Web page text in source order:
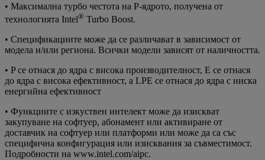
• Максимална турбо честота на P-ядрото, получена от
технологията Intel® Turbo Boost.
• Спецификациите може да се различават в зависимост от
модела и/или региона. Всички модели зависят от наличността.
• P се отнася до ядра с висока производителност, E се отнася
до ядра с висока ефективност, а LPE се отнася до ядра с ниска
енергийна ефективност
• Функциите с изкуствен интелект може да изискват
закупуване на софтуер, абонамент или активиране от
доставчик на софтуер или платформи или може да са със
специфична конфигурация или изисквания за съвместимост.
Подробности на www.intel.com/aipc.